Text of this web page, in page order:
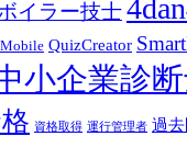
イラー技士
QuizCreator
小企業診
資格取得 運行管理者 過去